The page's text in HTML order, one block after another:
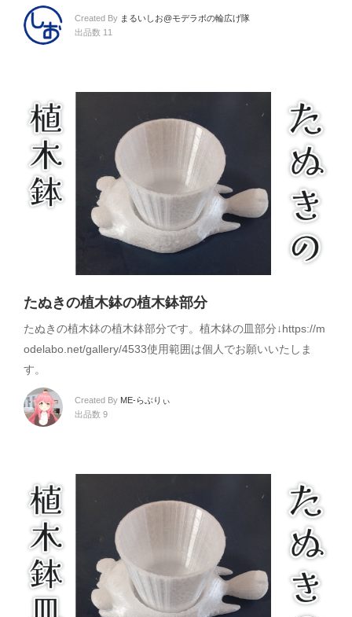
Created By まるいしお@モデラボの輪広げ隊
出品数 11
たぬきの植木鉢の植木鉢部分
たぬきの植木鉢の植木鉢部分です。植木鉢の皿部分↓https://m
odelabo.net/gallery/4533使用範囲は個人でお願いいたしま
す。
Created By ME-らぶりぃ
出品数 9